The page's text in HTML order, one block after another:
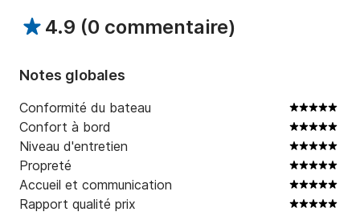
4.9 (0 commentaire)
Notes globales
Conformité du bateau
Confort à bord
Niveau d'entretien
Propreté
Accueil et communication
Rapport qualité prix